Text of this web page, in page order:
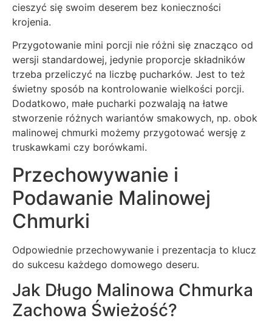
cieszyć się swoim deserem bez konieczności
krojenia.
Przygotowanie mini porcji nie różni się znacząco od
wersji standardowej, jedynie proporcje składników
trzeba przeliczyć na liczbę pucharków. Jest to też
świetny sposób na kontrolowanie wielkości porcji.
Dodatkowo, małe pucharki pozwalają na łatwe
stworzenie różnych wariantów smakowych, np. obok
malinowej chmurki możemy przygotować wersję z
truskawkami czy borówkami.
Przechowywanie i
Podawanie Malinowej
Chmurki
Odpowiednie przechowywanie i prezentacja to klucz
do sukcesu każdego domowego deseru.
Jak Długo Malinowa Chmurka
Zachowa Świeżość?